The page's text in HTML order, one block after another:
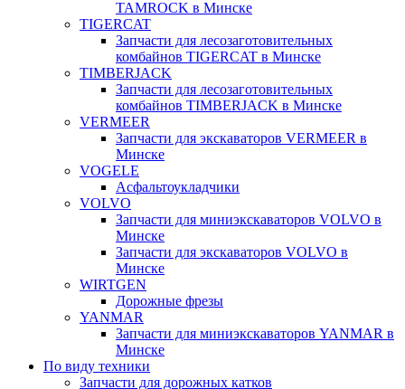
TAMROCK в Минске
TIGERCAT
Запчасти для лесозаготовительных
комбайнов TIGERCAT в Минске
TIMBERJACK
Запчасти для лесозаготовительных
комбайнов TIMBERJACK в Минске
VERMEER
Запчасти для экскаваторов VERMEER в
Минске
VOGELE
Асфальтоукладчики
VOLVO
Запчасти для миниэкскаваторов VOLVO в
Минске
Запчасти для экскаваторов VOLVO в
Минске
WIRTGEN
Дорожные фрезы
YANMAR
Запчасти для миниэкскаваторов YANMAR в
Минске
По виду техники
Запчасти для дорожных катков